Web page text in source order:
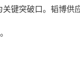
键突破口。韬博